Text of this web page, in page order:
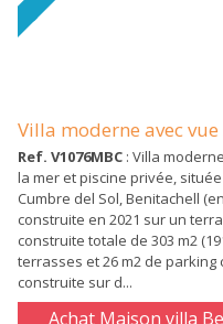
Villa moderne avec
Ref. V1076MBC : Villa
la mer et piscine privée,
Cumbre del Sol, Benitachell
construite en 2021 sur un
construite totale de 303 m2
terrasses et 26 m2 de parking
construite sur d...
Achat Maison villa